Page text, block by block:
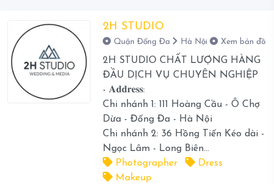
2H STUDIO
Quận Đống Đa Hà Nội Xem bản đồ
2H STUDIO CHẤT LƯỢNG HÀNG
ĐẦU DỊCH VỤ CHUYÊN NGHIỆP
- 𝐀𝐝𝐝𝐫𝐞𝐬𝐬:
Chi nhánh 1: 111 Hoàng Cầu - Ô Chợ
Dừa - Đống Đa - Hà Nội
Chi nhánh 2: 36 Hồng Tiến Kéo dài -
Ngọc Lâm - Long Biên...
Photographer
Dress
Makeup